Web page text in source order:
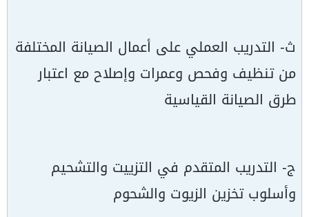
ث- التدريب العملي على أعمال الصيانة المختلفة
من تنظيف وفحص وعمرات وإصلاح مع اعتبار
طرق الصيانة القياسية
ج- التدريب المتقدم في التزييت والتشحيم
وأسلوب تخزين الزيوت والشحوم